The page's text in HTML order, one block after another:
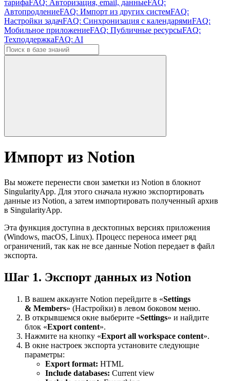
тарифа FAQ: Авторизация, email, данныеFAQ:
АвтопродлениеFAQ: Импорт из других системFAQ:
Настройки задачFAQ: Синхронизация с календарямиFAQ:
Мобильное приложениеFAQ: Публичные ресурсыFAQ:
ТехподдержкаFAQ: AI
Импорт из Notion
Вы можете перенести свои заметки из Notion в блокнот
SingularityApp. Для этого сначала нужно экспортировать
данные из Notion, а затем импортировать полученный архив
в SingularityApp.
Эта функция доступна в десктопных версиях приложения
(Windows, macOS, Linux). Процесс переноса имеет ряд
ограничений, так как не все данные Notion передает в файл
экспорта.
Шаг 1. Экспорт данных из Notion
В вашем аккаунте Notion перейдите в «Settings
& Members» (Настройки) в левом боковом меню.
В открывшемся окне выберите «Settings» и найдите
блок «Export content».
Нажмите на кнопку «Export all workspace content».
В окне настроек экспорта установите следующие
параметры:
Export format: HTML
Include databases: Current view